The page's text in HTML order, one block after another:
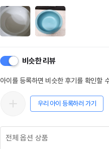
비슷한 리뷰
아이를 등록하면 비슷한 후기를 확인할
우리 아이 등록하러 가기